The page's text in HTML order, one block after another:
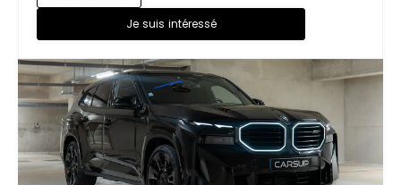
Je suis intéressé